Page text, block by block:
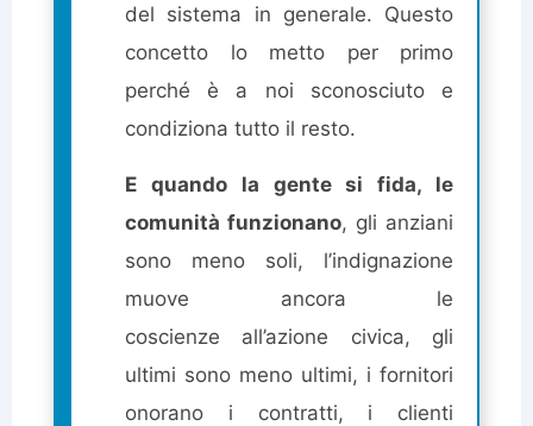
del sistema in generale. Questo
concetto lo metto per primo
perché è a noi sconosciuto e
condiziona tutto il resto.
E quando la gente si fida, le
comunità funzionano, gli anziani
sono meno soli, l’indignazione
muove ancora le
coscienze all’azione civica, gli
ultimi sono meno ultimi, i fornitori
onorano i contratti, i clienti